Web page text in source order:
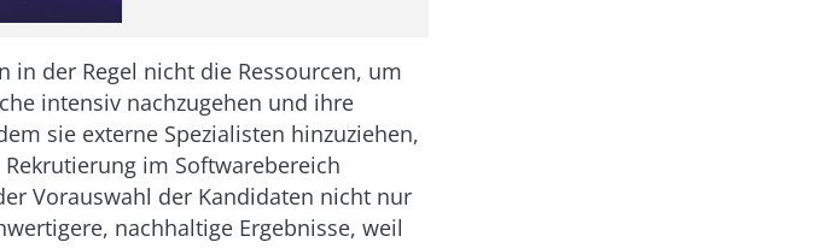
in der Regel nicht die Ressourcen, um
intensiv nachzugehen und ihre
sie externe Spezialisten hinzuziehen,
im Softwarebereich
Vorauswahl der Kandidaten nicht nur
nachhaltige Ergebnisse, weil